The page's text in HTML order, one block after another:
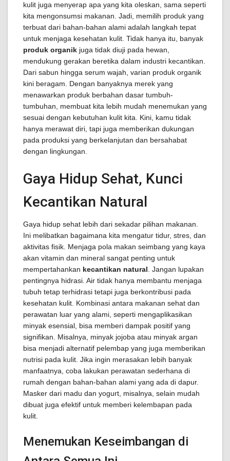
kulit juga menyerap apa yang kita oleskan, sama seperti
kita mengonsumsi makanan. Jadi, memilih produk yang
terbuat dari bahan-bahan alami adalah langkah tepat
untuk menjaga kesehatan kulit. Tidak hanya itu, banyak
produk organik juga tidak diuji pada hewan,
mendukung gerakan beretika dalam industri kecantikan.
Dari sabun hingga serum wajah, varian produk organik
kini beragam. Dengan banyaknya merek yang
menawarkan produk berbahan dasar tumbuh-
tumbuhan, membuat kita lebih mudah menemukan yang
sesuai dengan kebutuhan kulit kita. Kini, kamu tidak
hanya merawat diri, tapi juga memberikan dukungan
pada produksi yang berkelanjutan dan bersahabat
dengan lingkungan.
Gaya Hidup Sehat, Kunci
Kecantikan Natural
Gaya hidup sehat lebih dari sekadar pilihan makanan.
Ini melibatkan bagaimana kita mengatur tidur, stres, dan
aktivitas fisik. Menjaga pola makan seimbang yang kaya
akan vitamin dan mineral sangat penting untuk
mempertahankan kecantikan natural . Jangan lupakan
pentingnya hidrasi. Air tidak hanya membantu menjaga
tubuh tetap terhidrasi tetapi juga berkontribusi pada
kesehatan kulit. Kombinasi antara makanan sehat dan
perawatan luar yang alami, seperti mengaplikasikan
minyak esensial, bisa memberi dampak positif yang
signifikan. Misalnya, minyak jojoba atau minyak argan
bisa menjadi alternatif pelembap yang juga memberikan
nutrisi pada kulit. Jika ingin merasakan lebih banyak
manfaatnya, coba lakukan perawatan sederhana di
rumah dengan bahan-bahan alami yang ada di dapur.
Masker dari madu dan yogurt, misalnya, selain mudah
dibuat juga efektif untuk memberi kelembapan pada
kulit.
Menemukan Keseimbangan di